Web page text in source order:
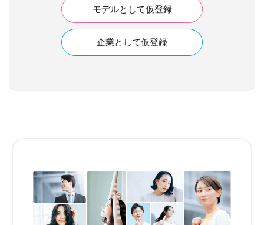
モデルとして仮登録
企業として仮登録